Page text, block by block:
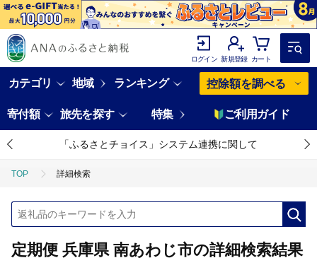
ログイン 新規登録 カート
カテゴリ 地域 ランキング 控除額を調べる
寄付額 旅先を探す 特集 ご利用ガイド
「ふるさとチョイス」システム連携に関して
TOP 詳細検索
定期便 兵庫県 南あわじ市の詳細検索結果